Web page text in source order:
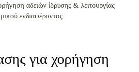
αδειών ίδρυσης & λειτουργίας
ενδιαφέροντος
για χορήγηση